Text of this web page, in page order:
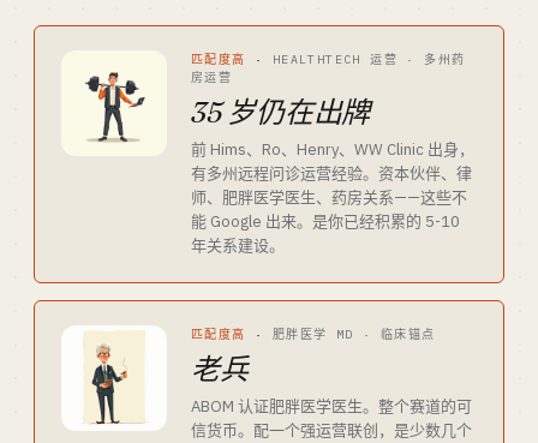
匹配度高 · HEALTHTECH 运营 · 多州药
房运营
35 岁仍在出牌
前 Hims、Ro、Henry、WW Clinic 出身，
有多州远程问诊运营经验。资本伙伴、律
师、肥胖医学医生、药房关系——这些不
能 Google 出来。是你已经积累的 5-10
年关系建设。
匹配度高 · 肥胖医学 MD · 临床锚点
老兵
ABOM 认证肥胖医学医生。整个赛道的可
信货币。配一个强运营联创，是少数几个